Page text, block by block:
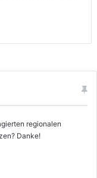
regionalen
Danke!